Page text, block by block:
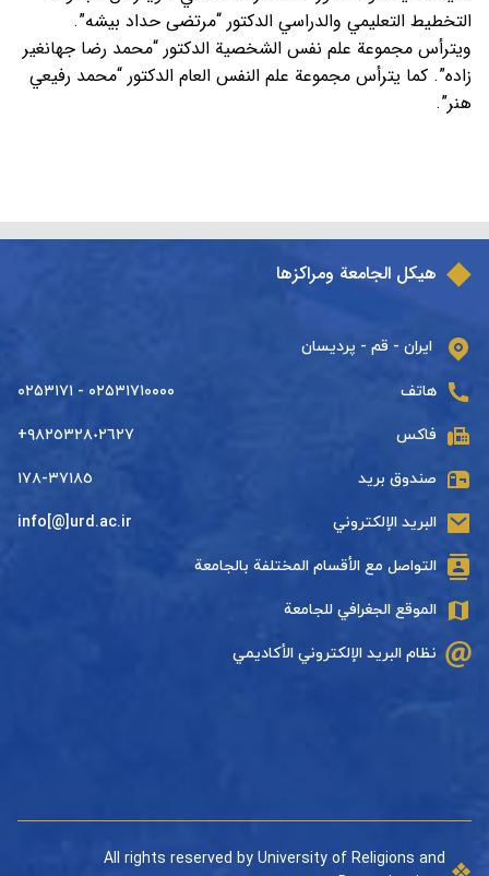
التخطيط التعليمي والدراسي الدكتور “مرتضى حداد بيشه”.
ويترأس مجموعة علم نفس الشخصية الدكتور “محمد رضا جهانغير
زاده”. كما يترأس مجموعة علم النفس العام الدكتور “محمد رفيعي
هنر”.
هيكل الجامعة ومراكزها
ایران - قم - پردیسان
هاتف ۰۲۵۳۱۷۱۰۰۰۰ - ۰۲۵۳۱۷۱
فاكس +٩٨٢٥٣٢٨٠٢٦٢٧
صندوق بريد ٣٧١٨٥-١٧٨
البريد الإلكتروني info[@]urd.ac.ir
التواصل مع الأقسام المختلفة بالجامعة
الموقع الجغرافي للجامعة
نظام البريد الإلكتروني الأكاديمي
All rights reserved by University of Religions and